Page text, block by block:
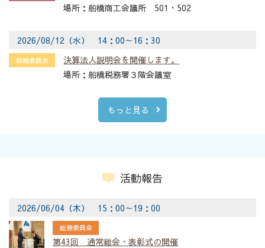
船橋商工会議所 501・502
2026/08/12（水） 14：00～16：30
組織委員会
決算法人説明会を開催します。
船橋税務署３階会議室
もっと見る
活動報告
2026/06/04（木） 15：00～19：00
総務委員会
第43回 通常総会・表彰式の開催